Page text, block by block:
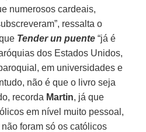
numerosos cardeais,
ressalta o
Tender un puente “já é
dos Estados Unidos,
em universidades e
não é que o livro seja
recorda Martin, já que
em nível muito pessoal,
foram só os católicos